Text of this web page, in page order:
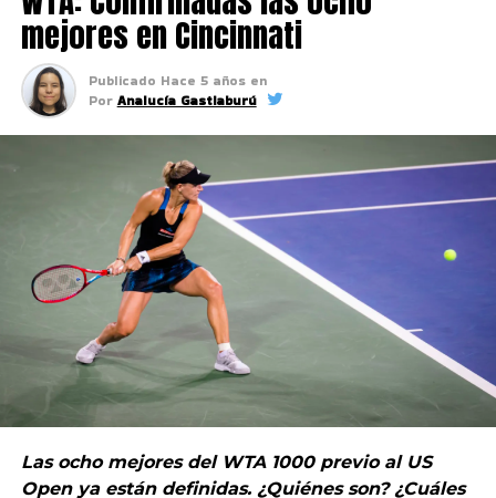
mejores en Cincinnati
Publicado Hace 5 años en
Por Analucía Gastiaburú
Las ocho mejores del WTA 1000 previo al US
Open ya están definidas. ¿Quiénes son? ¿Cuáles